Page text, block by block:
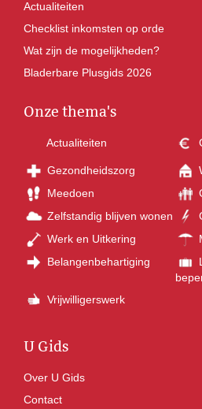
Actualiteiten
Checklist inkomsten op orde
Wat zijn de mogelijkheden?
Bladerbare Plusgids 2026
Onze thema's
Actualiteiten
Gezondheidszorg
Meedoen
Zelfstandig blijven wonen
Werk en Uitkering
Belangenbehartiging
Vrijwilligerswerk
U Gids
Over U Gids
Contact